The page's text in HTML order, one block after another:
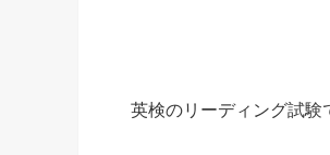
英検のリーディング試験